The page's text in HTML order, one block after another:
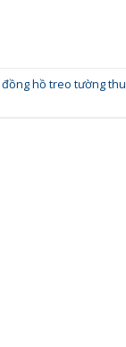
đồng hồ treo tường